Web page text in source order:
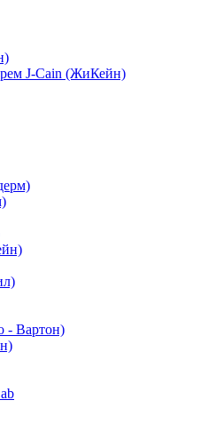
J-Cain (ЖиКейн)
- Вартон)